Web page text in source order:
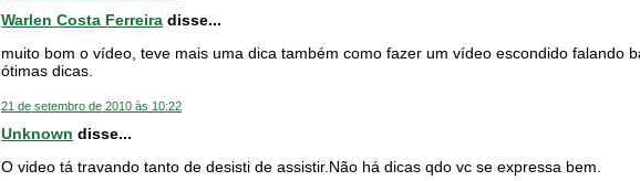
Warlen Costa Ferreira disse...
muito bom o vídeo, teve mais uma dica também como fazer um vídeo escondido falando
ótimas dicas.
21 de setembro de 2010 às 10:22
Unknown disse...
O video tá travando tanto de desisti de assistir.Não há dicas qdo vc se expressa bem.